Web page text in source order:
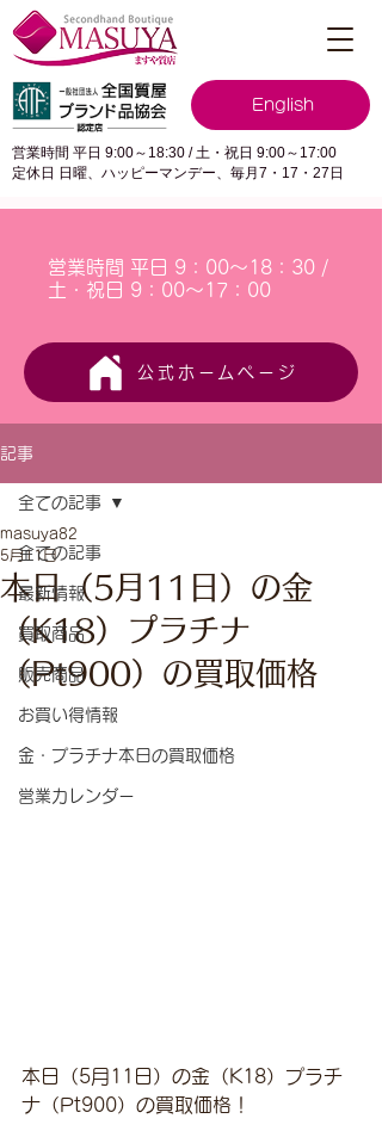
English
営業時間 平日 9:00～18:30 / 土・祝日 9:00～17:00
定休日 日曜、ハッピーマンデー、毎月7・17・27日
営業時間 平日 9：00～18：30 /
土・祝日 9：00～17：00
公式ホームページ
記事
全ての記事
最新情報
買取商品
販売商品
お買い得情報
金・プラチナ本日の買取価格
営業カレンダー
全ての記事
本日（5月11日）の金
（K18）プラチナ
（Pt900）の買取価格
masuya82
5月11日
本日（5月11日）の金（K18）プラチ
ナ（Pt900）の買取価格！